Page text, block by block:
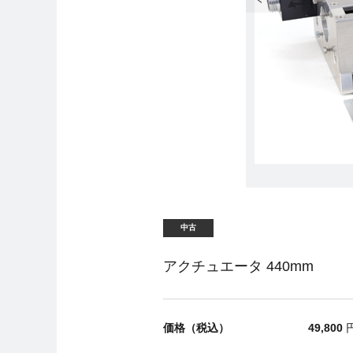
中古
アクチュエータ 440mm
価格（税込） 49,800